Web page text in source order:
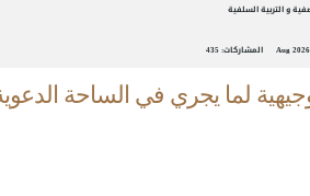
و التربية السلفية
Aug 2026 المشاركات:435
لما يجري في الساحة